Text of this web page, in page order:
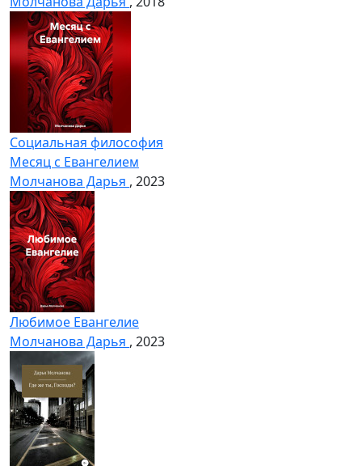
Социальная философия
Месяц с Евангелием
Молчанова Дарья , 2023
Любимое Евангелие
Молчанова Дарья , 2023